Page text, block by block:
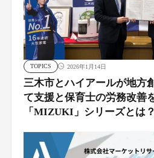
TOPICS 2026年1月14日
三木市とハイアールが地方
て支援と保育士の労務改善
「MIZUKI」シリーズとは？